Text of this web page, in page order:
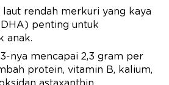
laut rendah merkuri yang kaya
penting untuk
anak.
nya mencapai 2,3 gram per
protein, vitamin B, kalium,